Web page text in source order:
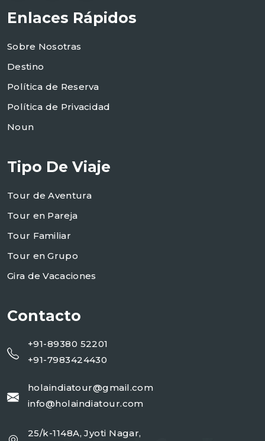
Enlaces Rápidos
Sobre Nosotras
Destino
Política de Reserva
Política de Privacidad
Noun
Tipo De Viaje
Tour de Aventura
Tour en Pareja
Tour Familiar
Tour en Grupo
Gira de Vacaciones
Contacto
+91-89380 52201
+91-7983424430
holaindiatour@gmail.com
info@holaindiatour.com
25/k-1148A, Jyoti Nagar,